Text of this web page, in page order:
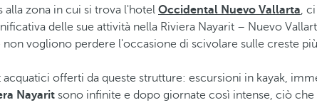
alla zona in cui si trova l'hotel Occidental Nuevo Vallarta,
delle sue attività nella Riviera Nayarit – Nuevo
non vogliono perdere l'occasione di scivolare sulle creste
offerti da queste strutture: escursioni in kayak,
Nayarit sono infinite e dopo giornate così intense, ciò